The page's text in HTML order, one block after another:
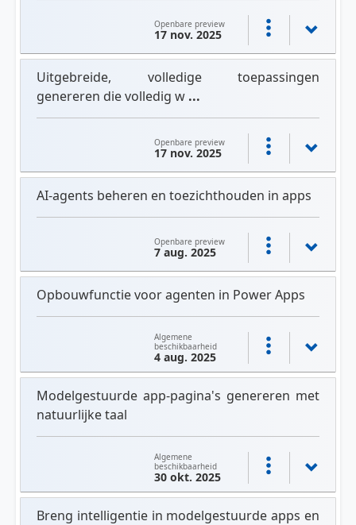
Openbare preview
17 nov. 2025
Uitgebreide, volledige toepassingen
genereren die volledig w ...
Openbare preview
17 nov. 2025
AI-agents beheren en toezichthouden in apps
Openbare preview
7 aug. 2025
Opbouwfunctie voor agenten in Power Apps
Algemene
beschikbaarheid
4 aug. 2025
Modelgestuurde app-pagina's genereren met
natuurlijke taal
Algemene
beschikbaarheid
30 okt. 2025
Breng intelligentie in modelgestuurde apps en